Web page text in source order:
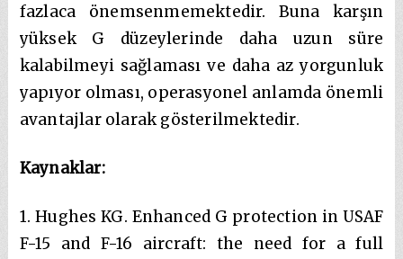
fazlaca önemsenmemektedir. Buna karşın
yüksek G düzeylerinde daha uzun süre
kalabilmeyi sağlaması ve daha az yorgunluk
yapıyor olması, operasyonel anlamda önemli
avantajlar olarak gösterilmektedir.
Kaynaklar:
1. Hughes KG. Enhanced G protection in USAF
F-15 and F-16 aircraft: the need for a full